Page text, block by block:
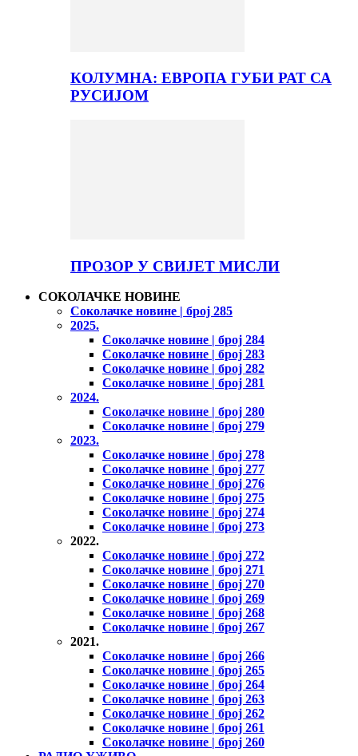
КОЛУМНА: ЕВРОПА ГУБИ РАТ СА
РУСИЈОМ
ПРОЗОР У СВИЈЕТ МИСЛИ
СОКОЛАЧКЕ НОВИНЕ
Соколачке новине | број 285
2025.
Соколачке новине | број 284
Соколачке новине | број 283
Соколачке новине | број 282
Соколачке новине | број 281
2024.
Соколачке новине | број 280
Соколачке новине | број 279
2023.
Соколачке новине | број 278
Соколачке новине | број 277
Соколачке новине | број 276
Соколачке новине | број 275
Соколачке новине | број 274
Соколачке новине | број 273
2022.
Соколачке новине | број 272
Соколачке новине | број 271
Соколачке новине | број 270
Соколачке новине | број 269
Соколачке новине | број 268
Соколачке новине | број 267
2021.
Соколачке новине | број 266
Соколачке новине | број 265
Соколачке новине | број 264
Соколачке новине | број 263
Соколачке новине | број 262
Соколачке новине | број 261
Соколачке новине | број 260